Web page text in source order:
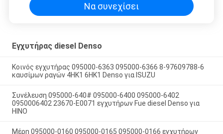
Να συνεχίσει
Εγχυτήρας diesel Denso
Κοινός εγχυτήρας 095000-6363 095000-6366 8-97609788-6
καυσίμων ραγών 4HK1 6HK1 Denso για ISUZU
Συνέλευση 095000-640# 095000-6400 095000-6402
0950006402 23670-E0071 εγχυτήρων Fue diesel Denso για
HINO
Μέρη 095000-0160 095000-0165 095000-0166 εγχυτήρων